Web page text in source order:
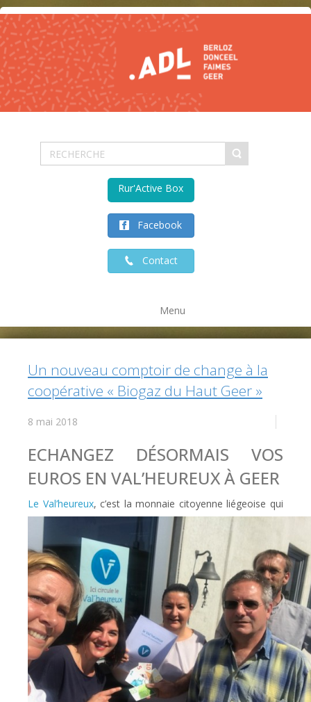
Facebook
Contact
Rur'Active Box
Menu
Un nouveau comptoir de change à la
coopérative « Biogaz du Haut Geer »
8 mai 2018
ECHANGEZ DÉSORMAIS VOS
EUROS EN VAL’HEUREUX À GEER
Le Val’heureux, c’est la monnaie citoyenne liégeoise qui